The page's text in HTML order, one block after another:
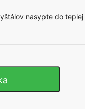
nasypte do teplej